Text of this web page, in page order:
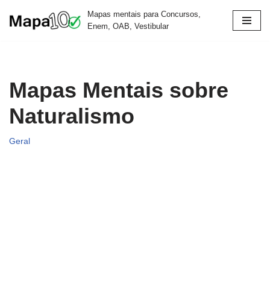
Mapas mentais para Concursos,
Enem, OAB, Vestibular
Mapas Mentais sobre
Naturalismo
Geral